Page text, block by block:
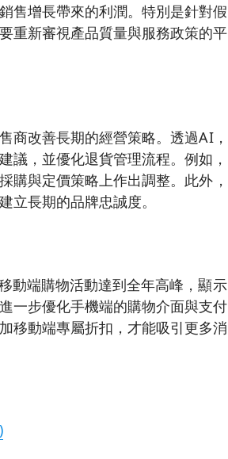
售增長帶來的利潤。特別是針對假
重新審視產品質量與服務政策的平
商改善長期的經營策略。透過AI，
議，並優化退貨管理流程。例如，
購與定價策略上作出調整。此外，
長期的品牌忠誠度。
動端購物活動達到全年高峰，顯示
一步優化手機端的購物介面與支付
移動端專屬折扣，才能吸引更多消